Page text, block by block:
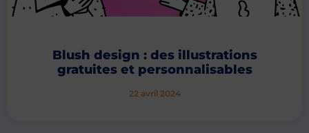
Blush design : des illustrations
gratuites et personnalisables
22 avril 2024